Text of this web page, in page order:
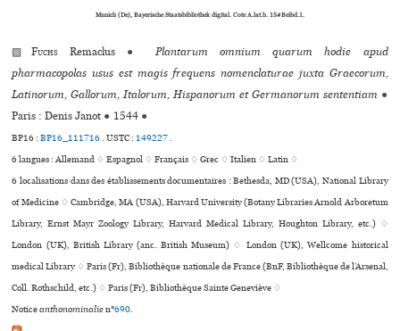
Munich (De), Bayerische Staatsbibliothek digital. Cote A.lat.b. 15#Beibd.1.
▨Fuchs Remaclus ●
Plantarum omnium quarum hodie apud
pharmacopolas usus est magis frequens nomenclaturae juxta Graecorum,
Latinorum, Gallorum, Italorum, Hispanorum et Germanorum sententiam ●
Paris : Denis Janot ● 1544 ●
BP16 :BP16_111716.USTC : 149227.
6 langues :Allemand ♢Espagnol ♢Français ♢Grec ♢Italien ♢Latin ♢
6 localisations dans des établissements documentaires : Bethesda, MD (USA), National Library
of Medicine ♢ Cambridge, MA (USA), Harvard University (Botany Libraries Arnold Arboretum
Library, Ernst Mayr Zoology Library, Harvard Medical Library, Houghton Library, etc.) ♢
London (UK), British Library (anc. British Museum) ♢ London (UK), Wellcome his­to­ri­cal
medi­cal Library ♢ Paris (Fr), Bibliothèque nationale de France (BnF, Bibliothèque de l’Arsenal,
Coll. Rothschild, etc.) ♢ Paris (Fr), Bibliothèque Sainte Geneviève ♢
Noticeanthonominalien°690.